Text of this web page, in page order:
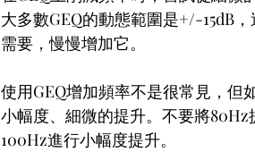
大多數GEQ的動態範圍是+/-15dB
需要，慢慢增加它。
使用GEQ增加頻率不是很常見，但
小幅度、細微的提升。不要將
100Hz進行小幅度提升。